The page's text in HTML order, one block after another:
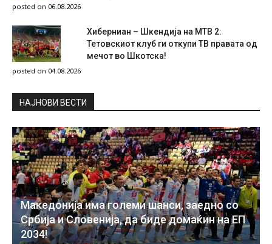
posted on 06.08.2026
Хиберниан – Шкендија на МТВ 2:
Тетовскиот клуб ги откупи ТВ правата од
мечот во Шкотска!
posted on 04.08.2026
НAЈНОВИ ВЕСТИ
Македонија има големи шанси, заедно со
Србија и Словенија, да биде домаќин на ЕП
2034!